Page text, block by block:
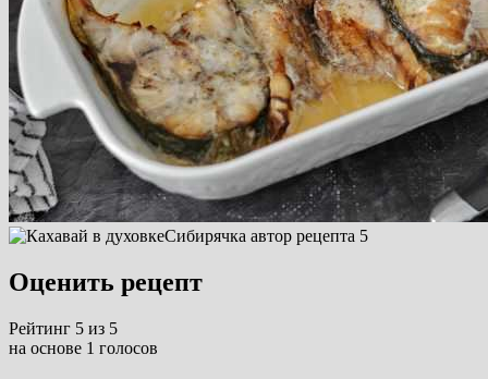
Сибирячка автор рецепта 5
Оценить рецепт
Рейтинг 5 из 5
на основе 1 голосов